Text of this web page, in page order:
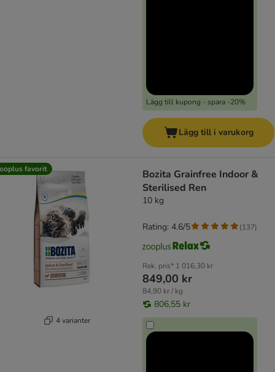
Lägg till kupong - spara -20%
Lägg till i varukorg
favorit
4 varianter
Bozita Grainfree Indoor &
Sterilised Ren
10 kg
Rek. pris* 1 016,30 kr
849,00 kr
84,90 kr / kg
806,55 kr
Rating: 4.6/5 (137)